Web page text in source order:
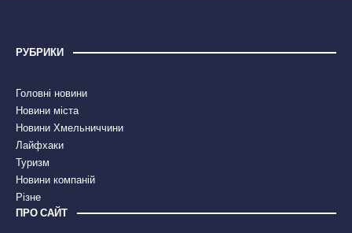
РУБРИКИ
Головні новини
Новини міста
Новини Хмельниччини
Лайфхаки
Туризм
Новини компаній
Різне
ПРО САЙТ